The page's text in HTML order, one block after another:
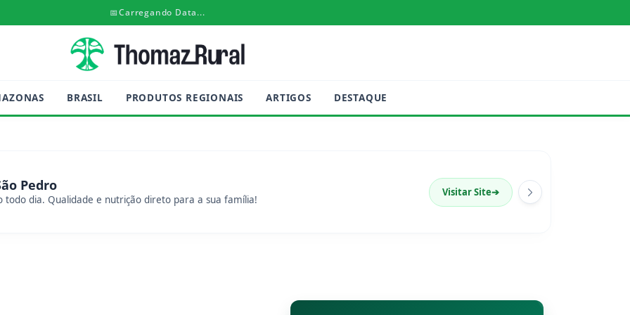
📅Carregando Data...
BRASIL PRODUTOS REGIONAIS ARTIGOS DESTAQUE
Pedro
todo dia. Qualidade e nutrição direto para a sua família!
Visitar Site➔